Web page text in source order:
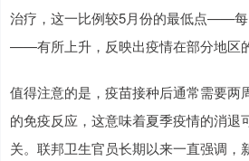
治疗，这一比例较5月份的最低点——
——有所上升，反映出疫情在部分地区
值得注意的是，疫苗接种后通常需要两
的免疫反应，这意味着夏季疫情的消退
关。联邦卫生官员长期以来一直强调，